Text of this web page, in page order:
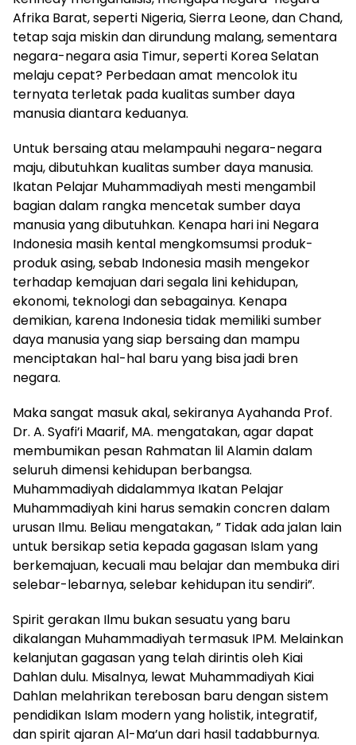
Afrika Barat, seperti Nigeria, Sierra Leone, dan Chand,
tetap saja miskin dan dirundung malang, sementara
negara-negara asia Timur, seperti Korea Selatan
melaju cepat? Perbedaan amat mencolok itu
ternyata terletak pada kualitas sumber daya
manusia diantara keduanya.
Untuk bersaing atau melampauhi negara-negara
maju, dibutuhkan kualitas sumber daya manusia.
Ikatan Pelajar Muhammadiyah mesti mengambil
bagian dalam rangka mencetak sumber daya
manusia yang dibutuhkan. Kenapa hari ini Negara
Indonesia masih kental mengkomsumsi produk-
produk asing, sebab Indonesia masih mengekor
terhadap kemajuan dari segala lini kehidupan,
ekonomi, teknologi dan sebagainya. Kenapa
demikian, karena Indonesia tidak memiliki sumber
daya manusia yang siap bersaing dan mampu
menciptakan hal-hal baru yang bisa jadi bren
negara.
Maka sangat masuk akal, sekiranya Ayahanda Prof.
Dr. A. Syafi’i Maarif, MA. mengatakan, agar dapat
membumikan pesan Rahmatan lil Alamin dalam
seluruh dimensi kehidupan berbangsa.
Muhammadiyah didalammya Ikatan Pelajar
Muhammadiyah kini harus semakin concren dalam
urusan Ilmu. Beliau mengatakan, ” Tidak ada jalan lain
untuk bersikap setia kepada gagasan Islam yang
berkemajuan, kecuali mau belajar dan membuka diri
selebar-lebarnya, selebar kehidupan itu sendiri”.
Spirit gerakan Ilmu bukan sesuatu yang baru
dikalangan Muhammadiyah termasuk IPM. Melainkan
kelanjutan gagasan yang telah dirintis oleh Kiai
Dahlan dulu. Misalnya, lewat Muhammadiyah Kiai
Dahlan melahrikan terebosan baru dengan sistem
pendidikan Islam modern yang holistik, integratif,
dan spirit ajaran Al-Ma’un dari hasil tadabburnya.